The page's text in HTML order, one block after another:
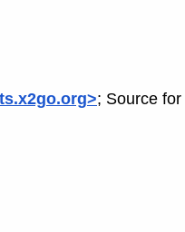
; Source for